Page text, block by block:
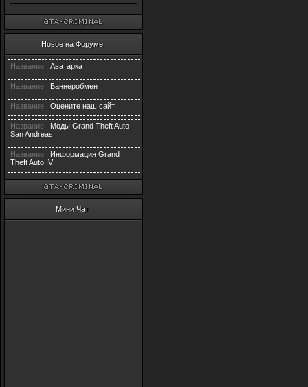
Новое на Форуме
Название : Аватарка
Название : Баннеробмен
Название : Оцените наш сайт
Название : Моды Grand Theft Auto
San Andreas
Название : Информация Grand
Theft Auto IV
Мини Чат